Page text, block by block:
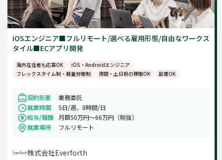
iOSエンジニア■フルリモート/選べる雇用形態/自由なワークス
タイル■ECアプリ開発
海外在住者も応募OK
iOS・Androidエンジニア
フレックスタイム制・裁量労働制
夜間・土日祝の稼働OK 副業OK
契約形態
業務委託
就業時間
5日/週、8時間/日
給与/報酬
月額50万円～66万円（税抜）
就業場所
フルリモート
株式会社Everforth